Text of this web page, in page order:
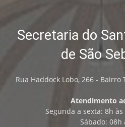
Secretaria do
de São
Rua Haddock Lobo, 266 - Bairro
Atendimento
Segunda a sexta: 8h
Sábado: 08h